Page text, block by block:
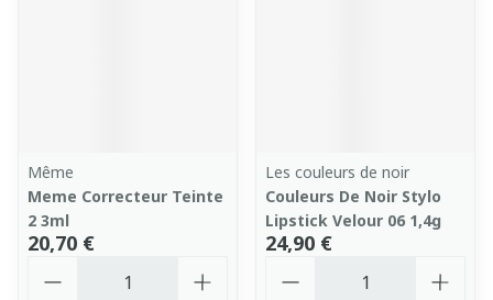
Même
Meme Correcteur Teinte
2 3ml
20,70 €
Les couleurs de noir
Couleurs De Noir Stylo
Lipstick Velour 06 1,4g
24,90 €